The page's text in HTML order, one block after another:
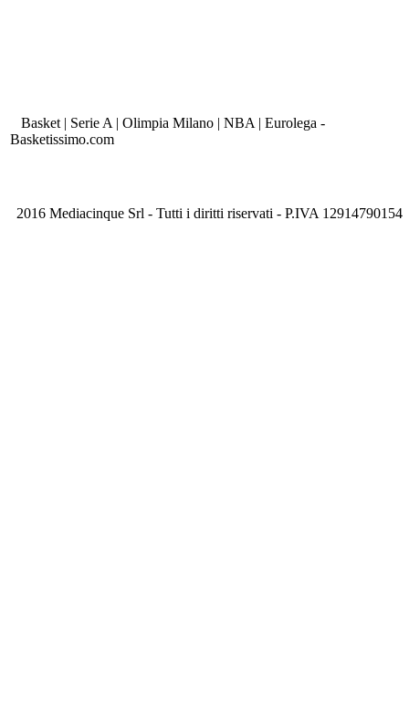
Basket | Serie A | Olimpia Milano | NBA | Eurolega -
Basketissimo.com
2016 Mediacinque Srl - Tutti i diritti riservati - P.IVA 12914790154